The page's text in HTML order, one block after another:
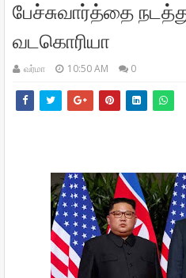
பேச்சுவார்த்தை
வடகொரியா
வர்மா 10:50 AM 0